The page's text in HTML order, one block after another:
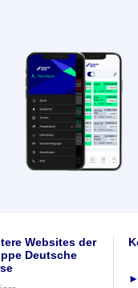
Websites der
Deutsche
►